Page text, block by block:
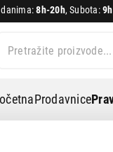
danima:8h-20h, Subota:
Prodavnice